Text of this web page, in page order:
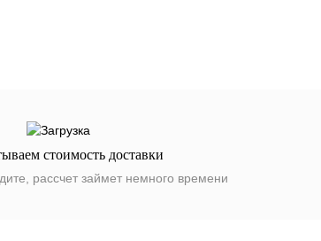
стоимость доставки
рассчет займет немного времени